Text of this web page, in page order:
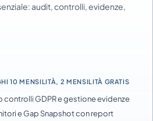
audit, controlli, evidenze,
10 MENSILITÀ, 2 MENSILITÀ GRATIS
GDPR e gestione evidenze
e Gap Snapshot con report